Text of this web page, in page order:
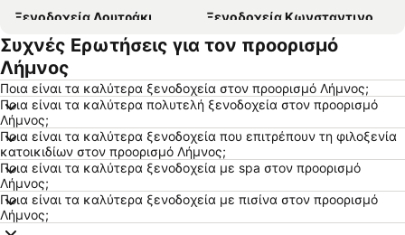
Ξενοδοχεία Λουτράκι
Ξενοδοχεία Κωνσταντινούπολη
Ξενοδοχεία Βιέννη
Ξενοδοχεία Ρώμη
Ξενοδοχεία Αλεξανδρούπολη
Ξενοδοχεία Βουδαπέστη
Ξενοδοχεία Κρακοβία
Ξενοδοχεία Σύβοτα
Ξενοδοχεία Ίος - Χώρα
Ξενοδοχεία Κρήτη
Ξενοδοχεία Εύβοια
Ξενοδοχεία Μύκονος
Ξενοδοχεία Λευκάδα
Ξενοδοχεία Κεφαλονιά
Ξενοδοχεία Σαντορίνη
Ξενοδοχεία Τήνος
Συχνές Ερωτήσεις για τον προορισμό
Λήμνος
Ποια είναι τα καλύτερα ξενοδοχεία στον προορισμό Λήμνος;
Ποια είναι τα καλύτερα πολυτελή ξενοδοχεία στον προορισμό
Λήμνος;
Ποια είναι τα καλύτερα ξενοδοχεία που επιτρέπουν τη φιλοξενία
κατοικιδίων στον προορισμό Λήμνος;
Ποια είναι τα καλύτερα ξενοδοχεία με spa στον προορισμό
Λήμνος;
Ποια είναι τα καλύτερα ξενοδοχεία με πισίνα στον προορισμό
Λήμνος;